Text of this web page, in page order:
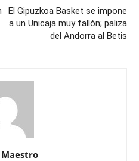
El Gipuzkoa Basket se impone
a un Unicaja muy fallón; paliza
del Andorra al Betis